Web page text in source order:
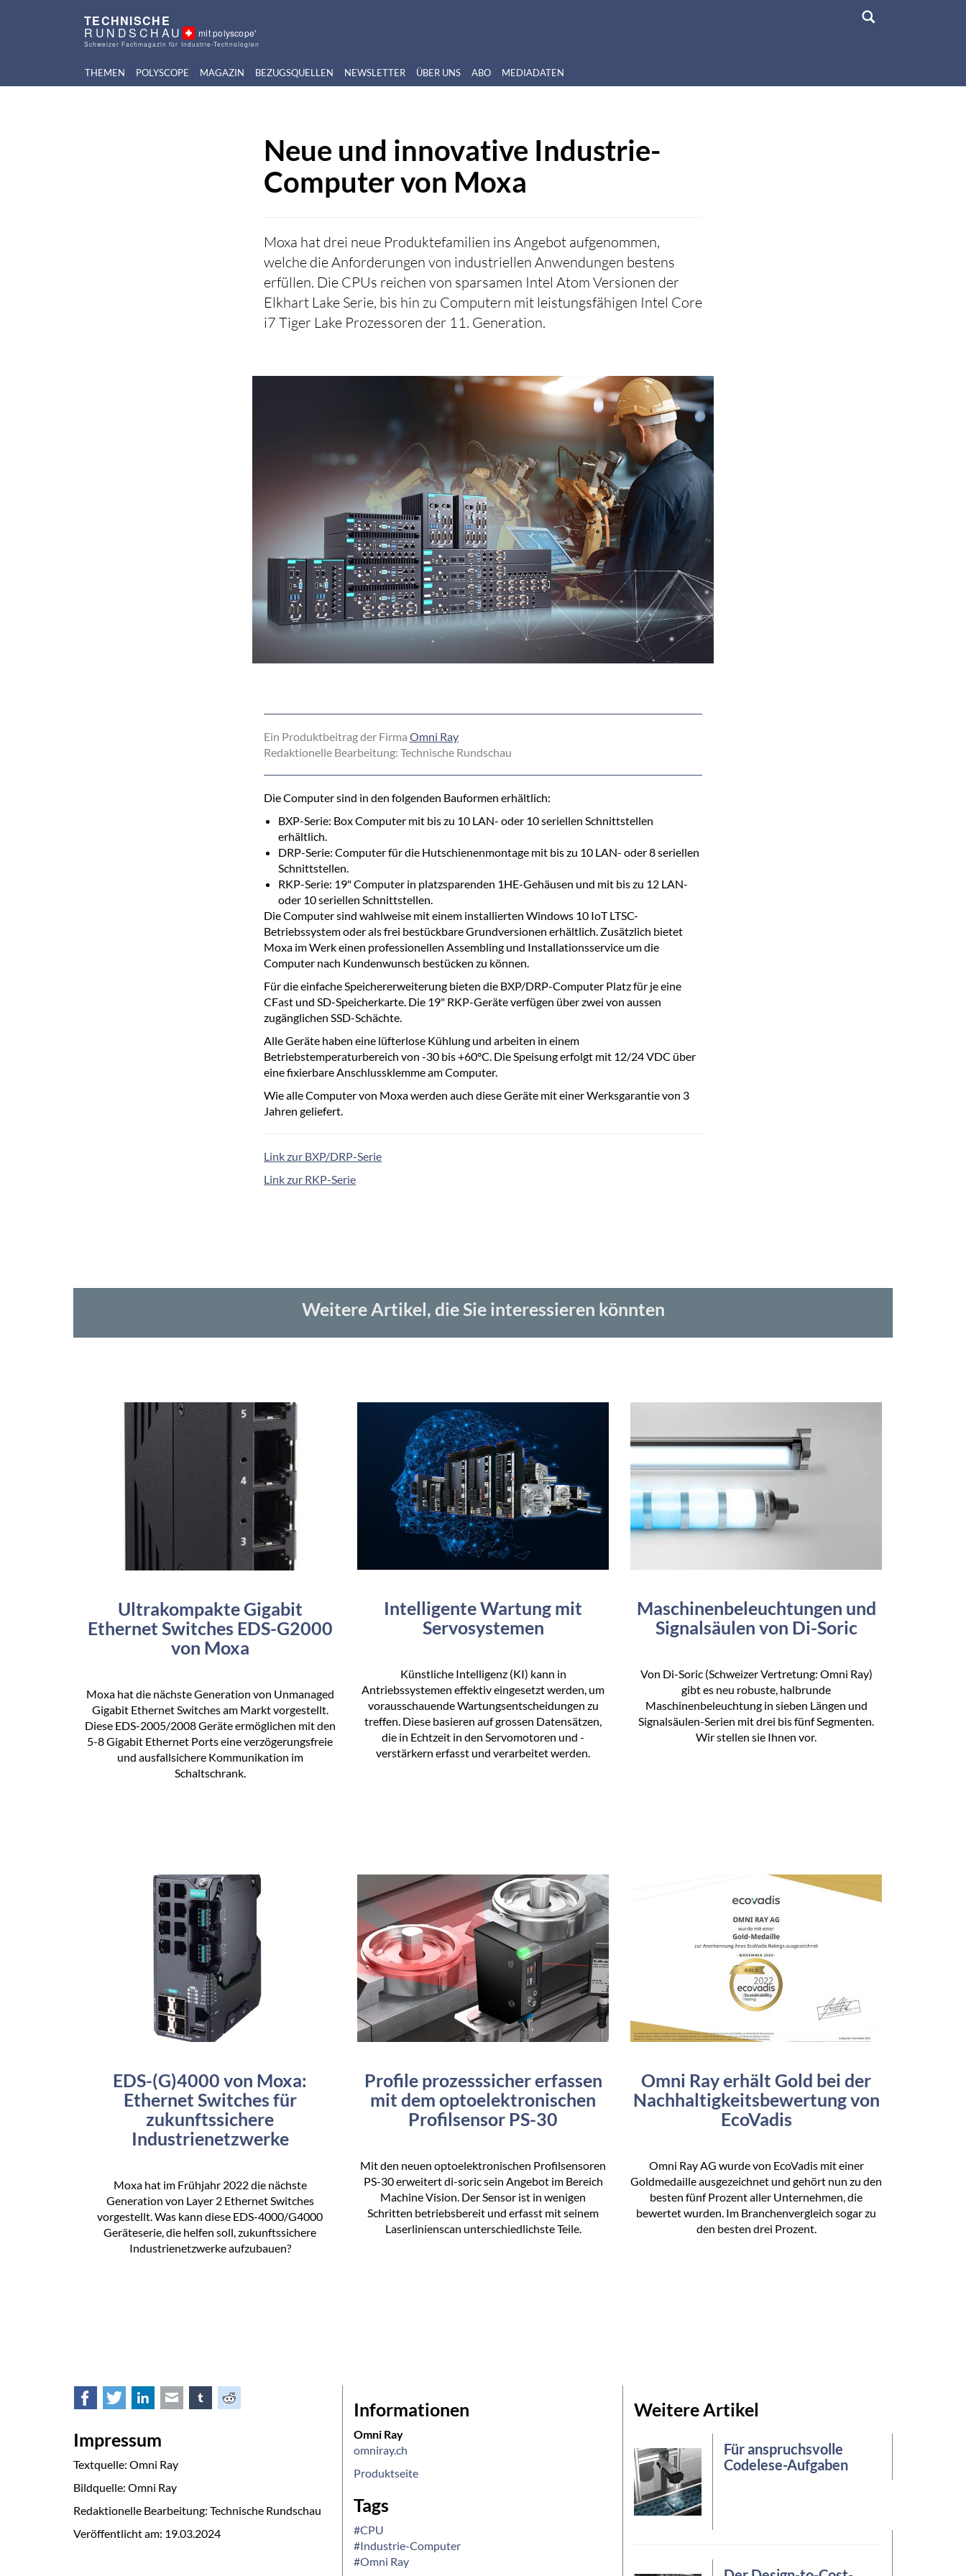
TECHNISCHE
RUNDSCHAU mit polyscope'
Schweizer Fachmagazin für Industrie-Technologien
THEMEN POLYSCOPE MAGAZIN BEZUGSQUELLEN NEWSLETTER ÜBER UNS ABO MEDIADATEN
Neue und innovative Industrie-
Computer von Moxa
Moxa hat drei neue Produktefamilien ins Angebot aufgenommen,
welche die Anforderungen von industriellen Anwendungen bestens
erfüllen. Die CPUs reichen von sparsamen Intel Atom Versionen der
Elkhart Lake Serie, bis hin zu Computern mit leistungsfähigen Intel Core
i7 Tiger Lake Prozessoren der 11. Generation.
Ein Produktbeitrag der Firma Omni Ray
Redaktionelle Bearbeitung: Technische Rundschau
Die Computer sind in den folgenden Bauformen erhältlich:
BXP-Serie: Box Computer mit bis zu 10 LAN- oder 10 seriellen Schnittstellen
erhältlich.
DRP-Serie: Computer für die Hutschienenmontage mit bis zu 10 LAN- oder 8 seriellen
Schnittstellen.
RKP-Serie: 19" Computer in platzsparenden 1HE-Gehäusen und mit bis zu 12 LAN-
oder 10 seriellen Schnittstellen.
Die Computer sind wahlweise mit einem installierten Windows 10 IoT LTSC-
Betriebssystem oder als frei bestückbare Grundversionen erhältlich. Zusätzlich bietet
Moxa im Werk einen professionellen Assembling und Installationsservice um die
Computer nach Kundenwunsch bestücken zu können.
Für die einfache Speichererweiterung bieten die BXP/DRP-Computer Platz für je eine
CFast und SD-Speicherkarte. Die 19" RKP-Geräte verfügen über zwei von aussen
zugänglichen SSD-Schächte.
Alle Geräte haben eine lüfterlose Kühlung und arbeiten in einem
Betriebstemperaturbereich von -30 bis +60°C. Die Speisung erfolgt mit 12/24 VDC über
eine fixierbare Anschlussklemme am Computer.
Wie alle Computer von Moxa werden auch diese Geräte mit einer Werksgarantie von 3
Jahren geliefert.
Link zur BXP/DRP-Serie
Link zur RKP-Serie
Weitere Artikel, die Sie interessieren könnten
Ultrakompakte Gigabit
Ethernet Switches EDS-G2000
von Moxa
Moxa hat die nächste Generation von Unmanaged
Gigabit Ethernet Switches am Markt vorgestellt.
Diese EDS-2005/2008 Geräte ermöglichen mit den
5-8 Gigabit Ethernet Ports eine verzögerungsfreie
und ausfallsichere Kommunikation im
Schaltschrank.
Intelligente Wartung mit
Servosystemen
Künstliche Intelligenz (KI) kann in
Antriebssystemen effektiv eingesetzt werden, um
vorausschauende Wartungsentscheidungen zu
treffen. Diese basieren auf grossen Datensätzen,
die in Echtzeit in den Servomotoren und -
verstärkern erfasst und verarbeitet werden.
Maschinenbeleuchtungen und
Signalsäulen von Di-Soric
Von Di-Soric (Schweizer Vertretung: Omni Ray)
gibt es neu robuste, halbrunde
Maschinenbeleuchtung in sieben Längen und
Signalsäulen-Serien mit drei bis fünf Segmenten.
Wir stellen sie Ihnen vor.
EDS-(G)4000 von Moxa:
Ethernet Switches für
zukunftssichere
Industrienetzwerke
Moxa hat im Frühjahr 2022 die nächste
Generation von Layer 2 Ethernet Switches
vorgestellt. Was kann diese EDS-4000/G4000
Geräteserie, die helfen soll, zukunftssichere
Industrienetzwerke aufzubauen?
Profile prozesssicher erfassen
mit dem optoelektronischen
Profilsensor PS-30
Mit den neuen optoelektronischen Profilsensoren
PS-30 erweitert di-soric sein Angebot im Bereich
Machine Vision. Der Sensor ist in wenigen
Schritten betriebsbereit und erfasst mit seinem
Laserlinienscan unterschiedlichste Teile.
Omni Ray erhält Gold bei der
Nachhaltigkeitsbewertung von
EcoVadis
Omni Ray AG wurde von EcoVadis mit einer
Goldmedaille ausgezeichnet und gehört nun zu den
besten fünf Prozent aller Unternehmen, die
bewertet wurden. Im Branchenvergleich sogar zu
den besten drei Prozent.
Facebook
TwitterLinkedInE-mail tumblrReddit
Impressum
Textquelle: Omni Ray
Bildquelle: Omni Ray
Redaktionelle Bearbeitung: Technische Rundschau
Veröffentlicht am: 19.03.2024
Informationen
Omni Ray
omniray.ch
Produktseite
Tags
#CPU
#Industrie-Computer
#Omni Ray
Weitere Artikel
Für anspruchsvolle
Codelese-Aufgaben